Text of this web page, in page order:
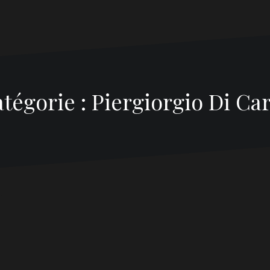
: Piergiorgio Di